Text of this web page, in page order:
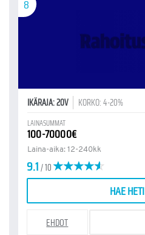
8
IKÄRAJA: 20V KORKO: 4-20%
LAINASUMMAT
100-70000€
Laina-aika: 12-240kk
9.1/ 10
HAE HETI
EHDOT